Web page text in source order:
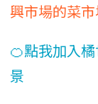
興市場的菜
🍊點我加入
景